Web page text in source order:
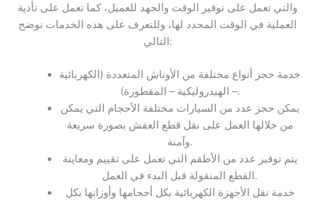
والتي تعمل على توفير الوقت والجهد للعميل، كما تعمل على تأدية
العملية في الوقت المحدد لها، وللتعرف على هذه الخدمات نوضح
التالي:
خدمة حجز أنواع مختلفة من الأوناش المتعددة (الكهربائية
– الهيدروليكية – المقطورة).
يمكن حجز عدد من السيارات مختلفة الأحجام التي يمكن
من خلالها العمل على نقل قطع العفش بصورة سريعة
وآمنة.
يتم توفير عدد من الأطقم التي تعمل على تقييم ومعاينة
القطع المنقولة قبل البدء في العمل.
خدمة نقل الأجهزة الكهربائية بكل أحجامها وأوزانها بكل